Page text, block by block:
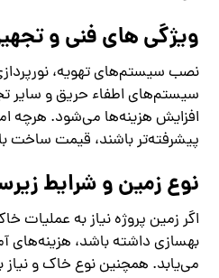
ویژگی‌ های فنی و
نصب سیستم‌های تهویه،
سیستم‌های اطفاء حریق و سایر
افزایش هزینه‌ها می‌شود. هرچه
پیشرفته‌تر باشند، قیمت ساخت
نوع زمین و شرایط
اگر زمین پروژه نیاز به عملیات
بهسازی داشته باشد، هزینه‌های
می‌یابد. همچنین نوع خاک و نیاز